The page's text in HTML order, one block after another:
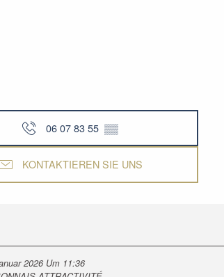
06 07 83 55 ▒▒
KONTAKTIEREN SIE UNS
2026 Um 11:36